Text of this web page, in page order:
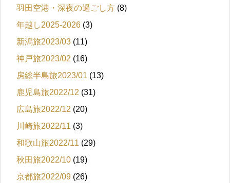
羽田空港・深夜の過ごし方 (8)
年越し2025-2026 (3)
新潟旅2023/03 (11)
神戸旅2023/02 (16)
房総半島旅2023/01 (13)
鹿児島旅2022/12 (31)
広島旅2022/12 (20)
川崎旅2022/11 (3)
和歌山旅2022/11 (29)
秋田旅2022/10 (19)
京都旅2022/09 (26)